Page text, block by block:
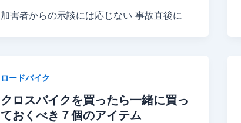
加害者からの示談には応じない 事故直後に
ロードバイク
クロスバイクを買ったら一緒に買っ
ておくべき７個のアイテム